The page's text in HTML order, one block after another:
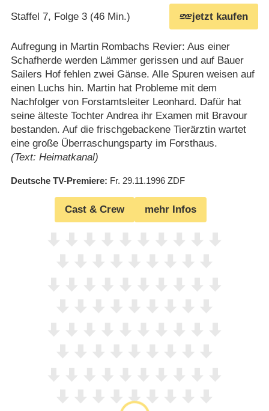
Staffel 7, Folge 3 (46 Min.) jetzt kaufen
Aufregung in Martin Rombachs Revier: Aus einer
Schafherde werden Lämmer gerissen und auf Bauer
Sailers Hof fehlen zwei Gänse. Alle Spuren weisen auf
einen Luchs hin. Martin hat Probleme mit dem
Nachfolger von Forstamtsleiter Leonhard. Dafür hat
seine älteste Tochter Andrea ihr Examen mit Bravour
bestanden. Auf die frischgebackene Tierärztin wartet
eine große Überraschungsparty im Forsthaus.
(Text: Heimatkanal)
Deutsche TV-Premiere Fr. 29.11.1996 ZDF
Cast & Crew mehr Infos